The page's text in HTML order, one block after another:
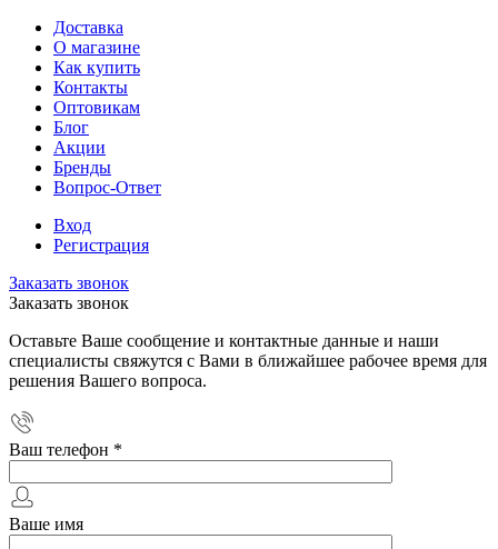
Доставка
О магазине
Как купить
Контакты
Оптовикам
Блог
Акции
Бренды
Вопрос-Ответ
Вход
Регистрация
Заказать звонок
Заказать звонок
Оставьте Ваше сообщение и контактные данные и наши
специалисты свяжутся с Вами в ближайшее рабочее время для
решения Вашего вопроса.
Ваш телефон *
Ваше имя